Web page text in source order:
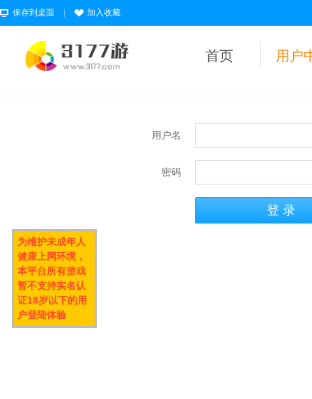
保存到桌面 加入收藏
首页 用户
用户名
密码
为维护未成年人
健康上网环境，
本平台所有游戏
暂不支持实名认
证18岁以下的用
户登陆体验